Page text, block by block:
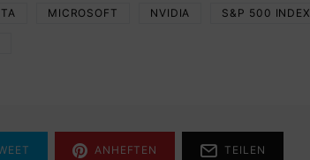
MICROSOFT NVIDIA S&P 500 INDEX
ANHEFTEN TEILEN